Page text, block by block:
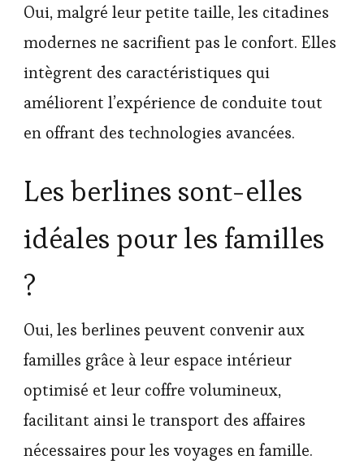
Oui, malgré leur petite taille, les citadines
modernes ne sacrifient pas le confort. Elles
intègrent des caractéristiques qui
améliorent l’expérience de conduite tout
en offrant des technologies avancées.
Les berlines sont-elles
idéales pour les familles
?
Oui, les berlines peuvent convenir aux
familles grâce à leur espace intérieur
optimisé et leur coffre volumineux,
facilitant ainsi le transport des affaires
nécessaires pour les voyages en famille.